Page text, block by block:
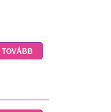
TOVÁBB